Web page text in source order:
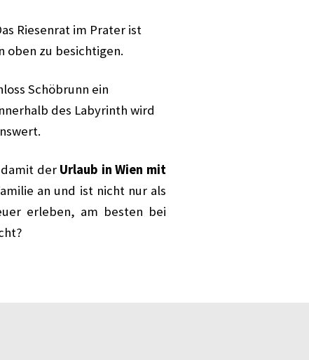
Riesenrat im Prater ist
oben zu besichtigen.
Schöbrunn ein
des Labyrinth wird
der Urlaub in Wien mit
an und ist nicht nur als
erleben, am besten bei